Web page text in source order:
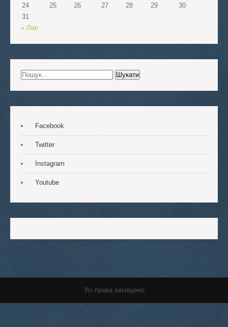
24
25 26 27 28 29
30
31
« Лип
Facebook
Twitter
Instagram
Youtube
Усі права захищено